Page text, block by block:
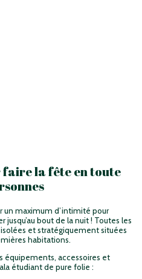
faire la fête en toute
un maximum d’intimité pour
bout de la nuit ! Toutes les
et stratégiquement situées
habitations.
équipements, accessoires et
étudiant de pure folie :